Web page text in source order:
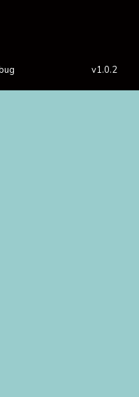
v1.0.2